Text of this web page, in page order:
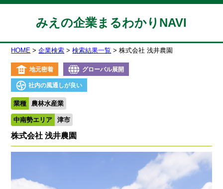
みえの企業まるわかりNAVI
HOME 企業検索 検索結果一覧 株式会社 浅井農園
地元密着 グローバル展開
社内の風通しが良い
業種 農林水産業
中南勢エリア 津市
株式会社 浅井農園